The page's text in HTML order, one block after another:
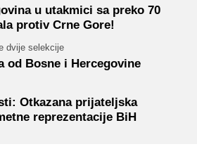
u utakmici sa preko 70
protiv Crne Gore!
dvije selekcije
od Bosne i Hercegovine
Otkazana prijateljska
reprezentacije BiH